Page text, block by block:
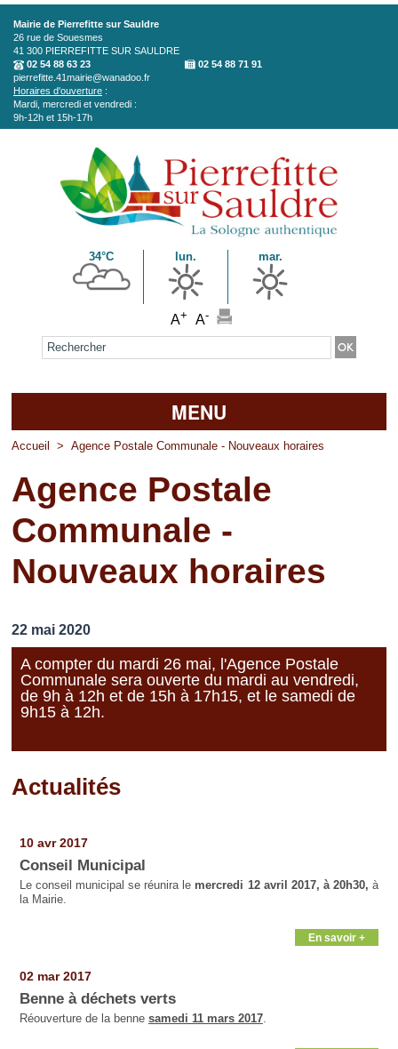
Aller au contenu principal
Mairie de Pierrefitte sur Sauldre
26 rue de Souesmes
41 300 PIERREFITTE SUR SAULDRE
02 54 88 63 23
02 54 88 71 91
pierrefitte.41mairie@wanadoo.fr
Horaires d'ouverture :
Mardi, mercredi et vendredi :
9h-12h et 15h-17h
34°C lun. mar.
A+ A-
Formulaire de recherche
MENU
Accueil
La mairie
Découvrir Pierrefitte
Vie pratique
Accueil > Agence Postale Communale - Nouveaux horaires
Agence Postale
Communale -
Nouveaux horaires
22 mai 2020
A compter du mardi 26 mai, l'Agence Postale
Communale sera ouverte du mardi au vendredi,
de 9h à 12h et de 15h à 17h15, et le samedi de
9h15 à 12h.
Actualités
10 avr 2017
Conseil Municipal
Le conseil municipal se réunira le mercredi 12 avril 2017, à 20h30, à
la Mairie.
En savoir +
02 mar 2017
Benne à déchets verts
Réouverture de la benne samedi 11 mars 2017.
Pages